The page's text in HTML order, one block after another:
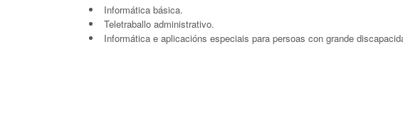
Informática básica.
Teletraballo administrativo.
Informática e aplicacións especiais para persoas con grande